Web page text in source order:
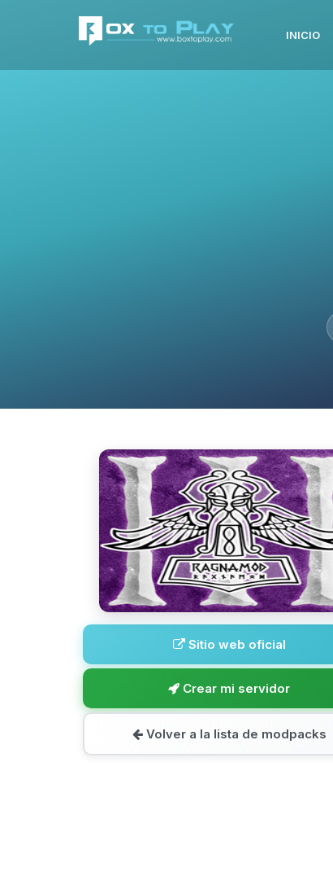
INICIO
Sitio web oficial
Crear mi servidor
Volver a la lista de modpacks